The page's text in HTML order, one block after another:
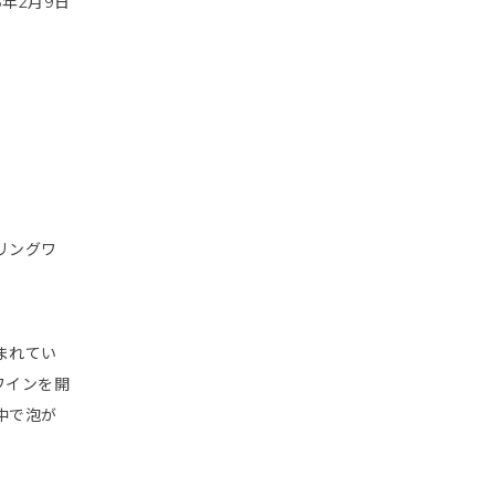
ングワ
れてい
インを開
で泡が